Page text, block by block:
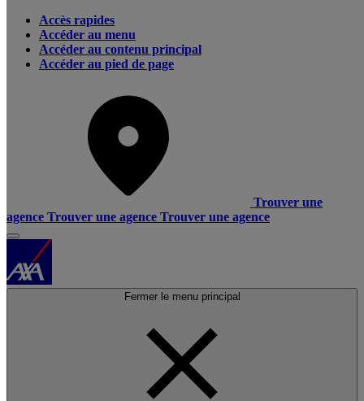
Accès rapides
Accéder au menu
Accéder au contenu principal
Accéder au pied de page
Trouver une
agence Trouver une agence Trouver une agence
Fermer le menu principal